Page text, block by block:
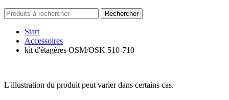
Rechercher
Start
Accessoires
kit d'étagères OSM/OSK 510-710
L'illustration du produit peut varier dans certains cas.